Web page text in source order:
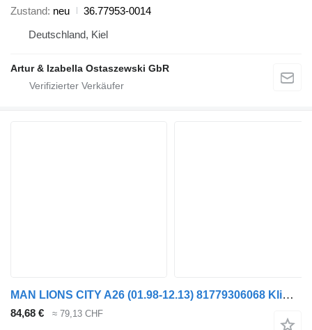
Zustand neu
36.77953-0014
Deutschland, Kiel
Artur & Izabella Ostaszewski GbR
MAN LIONS CITY A26 (01.98-12.13) 81779306068 Klimaleitung für MAN Lion's bus (1991-)
84,68 € ≈ 79,13 CHF